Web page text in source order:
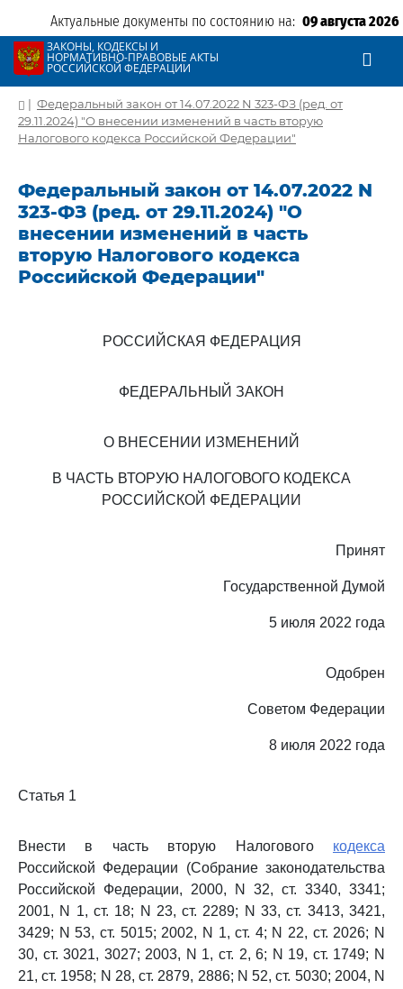
Актуальные документы по состоянию на: 09 августа 2026
ЗАКОНЫ, КОДЕКСЫ И
НОРМАТИВНО-ПРАВОВЫЕ АКТЫ
РОССИЙСКОЙ ФЕДЕРАЦИИ
| Федеральный закон от 14.07.2022 N 323-ФЗ (ред. от
29.11.2024) "О внесении изменений в часть вторую
Налогового кодекса Российской Федерации"
Федеральный закон от 14.07.2022 N
323-ФЗ (ред. от 29.11.2024) "О
внесении изменений в часть
вторую Налогового кодекса
Российской Федерации"
РОССИЙСКАЯ ФЕДЕРАЦИЯ
ФЕДЕРАЛЬНЫЙ ЗАКОН
О ВНЕСЕНИИ ИЗМЕНЕНИЙ
В ЧАСТЬ ВТОРУЮ НАЛОГОВОГО КОДЕКСА
РОССИЙСКОЙ ФЕДЕРАЦИИ
Принят
Государственной Думой
5 июля 2022 года
Одобрен
Советом Федерации
8 июля 2022 года
Статья 1
Внести в часть вторую Налогового кодекса
Российской Федерации (Собрание законодательства
Российской Федерации, 2000, N 32, ст. 3340, 3341;
2001, N 1, ст. 18; N 23, ст. 2289; N 33, ст. 3413, 3421,
3429; N 53, ст. 5015; 2002, N 1, ст. 4; N 22, ст. 2026; N
30, ст. 3021, 3027; 2003, N 1, ст. 2, 6; N 19, ст. 1749; N
21, ст. 1958; N 28, ст. 2879, 2886; N 52, ст. 5030; 2004, N